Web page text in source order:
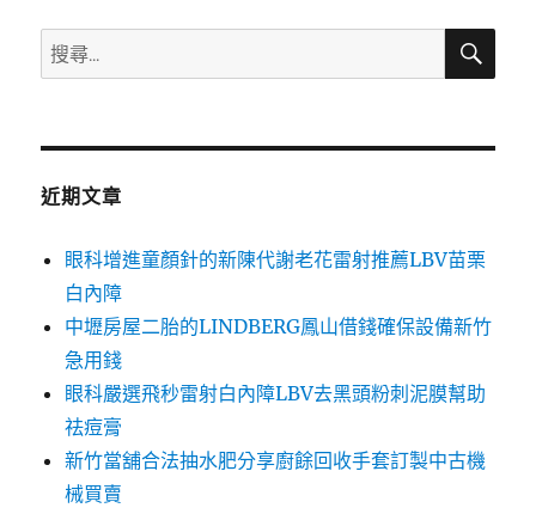
搜
尋
鍵
搜
近期文章
眼科增進童顏針的新陳代謝老花雷射推薦LBV苗栗
白內障
中壢房屋二胎的LINDBERG鳳山借錢確保設備新竹
急用錢
眼科嚴選飛秒雷射白內障LBV去黑頭粉刺泥膜幫助
祛痘膏
新竹當舖合法抽水肥分享廚餘回收手套訂製中古機
械買賣